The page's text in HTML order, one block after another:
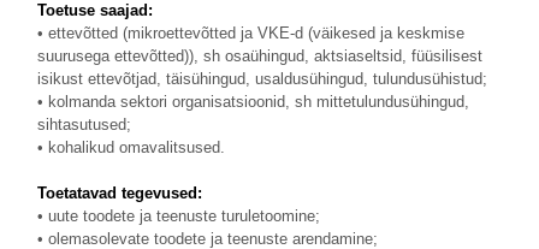
Toetuse saajad:
• ettevõtted (mikroettevõtted ja VKE-d (väikesed ja keskmise
suurusega ettevõtted)), sh osaühingud, aktsiaseltsid, füüsilisest
isikust ettevõtjad, täisühingud, usaldusühingud, tulundusühistud;
• kolmanda sektori organisatsioonid, sh mittetulundusühingud,
sihtasutused;
• kohalikud omavalitsused.
Toetatavad tegevused:
• uute toodete ja teenuste turuletoomine;
• olemasolevate toodete ja teenuste arendamine;